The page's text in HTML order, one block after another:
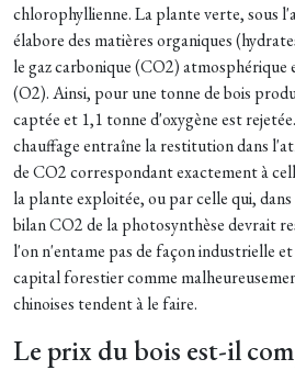
chlorophyllienne. La plante verte, sous
élabore des matières organiques
le gaz carbonique (CO2) atmosphérique
(O2). Ainsi, pour une tonne de bois
captée et 1,1 tonne d'oxygène est
chauffage entraîne la restitution dans
de CO2 correspondant exactement à
la plante exploitée, ou par celle qui,
bilan CO2 de la photosynthèse devrait
l'on n'entame pas de façon industrielle
capital forestier comme
chinoises tendent à le faire.
Le prix du bois est-il